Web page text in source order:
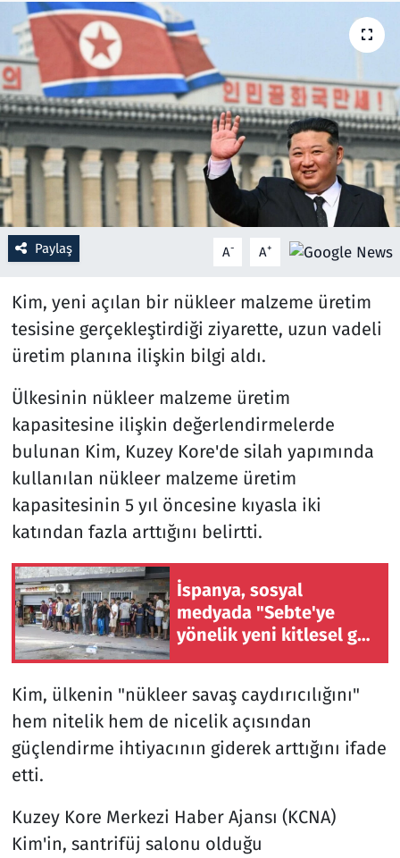
Paylaş A- A+
Kim, yeni açılan bir nükleer malzeme üretim
tesisine gerçekleştirdiği ziyarette, uzun vadeli
üretim planına ilişkin bilgi aldı.
Ülkesinin nükleer malzeme üretim
kapasitesine ilişkin değerlendirmelerde
bulunan Kim, Kuzey Kore'de silah yapımında
kullanılan nükleer malzeme üretim
kapasitesinin 5 yıl öncesine kıyasla iki
katından fazla arttığını belirtti.
İspanya, sosyal
medyada "Sebte'ye
yönelik yeni kitlesel göç
Kim, ülkenin "nükleer savaş caydırıcılığını"
hem nitelik hem de nicelik açısından
güçlendirme ihtiyacının giderek arttığını ifade
etti.
Kuzey Kore Merkezi Haber Ajansı (KCNA)
Kim'in, santrifüj salonu olduğu
Ramazan
Resmi İlanlar
Rüya Tabirleri
Sağlık
Savunma Sanayi
Seçim 2023
Spor
Teknoloji ve Bilim
Televizyon